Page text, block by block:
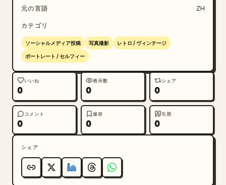
元の言語 ZH
カテゴリ
ソーシャルメディア投稿 写真撮影 レトロ / ヴィンテージ
ポートレート / セルフィー
いいね
0
表示数
0
シェア
0
コメント
0
保存
0
引用
0
シェア